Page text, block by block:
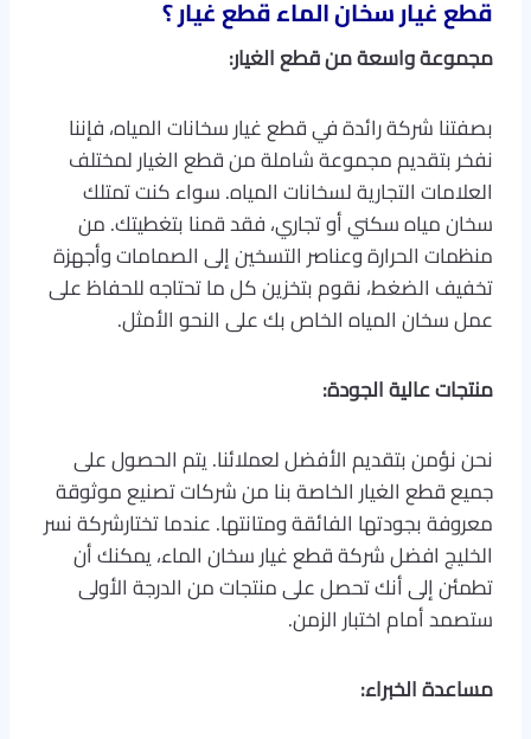
قطع غيار سخان الماء قطع غيار ؟
مجموعة واسعة من قطع الغيار:
بصفتنا شركة رائدة في قطع غيار سخانات المياه، فإننا
نفخر بتقديم مجموعة شاملة من قطع الغيار لمختلف
العلامات التجارية لسخانات المياه. سواء كنت تمتلك
سخان مياه سكني أو تجاري، فقد قمنا بتغطيتك. من
منظمات الحرارة وعناصر التسخين إلى الصمامات وأجهزة
تخفيف الضغط، نقوم بتخزين كل ما تحتاجه للحفاظ على
عمل سخان المياه الخاص بك على النحو الأمثل.
منتجات عالية الجودة:
نحن نؤمن بتقديم الأفضل لعملائنا. يتم الحصول على
جميع قطع الغيار الخاصة بنا من شركات تصنيع موثوقة
معروفة بجودتها الفائقة ومتانتها. عندما تختارشركة نسر
الخليج افضل شركة قطع غيار سخان الماء، يمكنك أن
تطمئن إلى أنك تحصل على منتجات من الدرجة الأولى
ستصمد أمام اختبار الزمن.
مساعدة الخبراء: